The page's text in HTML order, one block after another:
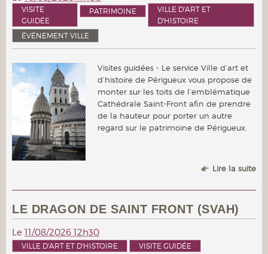
VISITE
GUIDÉE
PATRIMOINE
VILLE D'ART ET
D'HISTOIRE
ÉVÉNEMENT VILLE
Visites guidées - Le service Ville d’art et
d’histoire de Périgueux vous propose de
monter sur les toits de l’emblématique
Cathédrale Saint-Front afin de prendre
de la hauteur pour porter un autre
regard sur le patrimoine de Périgueux.
Lire la suite
LE DRAGON DE SAINT FRONT (SVAH)
Le 11/08/2026 12h30
VILLE D'ART ET D'HISTOIRE
VISITE GUIDÉE